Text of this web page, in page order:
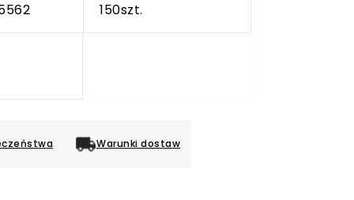
150szt.
Warunki dostaw